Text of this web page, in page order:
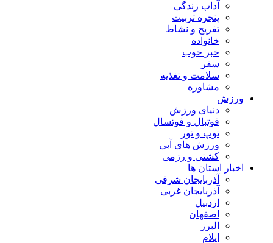
آداب زندگی
پنجره تربیت
تفریح و نشاط
خانواده
خبر خوب
سفر
سلامت و تغذیه
مشاوره
ورزش
دنیای ورزش
فوتبال و فوتسال
توپ و تور
ورزش های آبی
کشتی و رزمی
اخبار استان ها
آذربایجان شرقی
آذربایجان غربی
اردبیل
اصفهان
البرز
ایلام